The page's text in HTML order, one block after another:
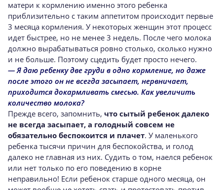
матери к кормлению именно этого ребенка
приблизительно с таким аппетитом происходит первые
3 месяца кормления. У некоторых женщин этот процесс
идет быстрее, но не менее 3 недель. После чего молока
должно вырабатываться ровно столько, сколько нужно
и не больше. Поэтому сцедить будет просто нечего.
— Я даю ребенку две груди в одно кормление, но даже
после этого он не всегда засыпает, нервничает,
приходится докармливать смесью. Как увеличить
количество молока?
Прежде всего, запомнить, что сытый ребенок далеко
не всегда засыпает, а голодный совсем не
обязательно беспокоится и плачет. У маленького
ребенка тысячи причин для беспокойства, и голод
далеко не главная из них. Судить о том, наелся ребенок
или нет только по его поведению в корне
неправильно! Если ребенок старше одного месяца, он